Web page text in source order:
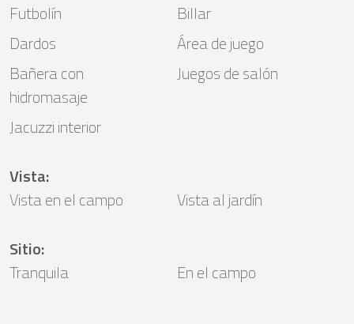
Futbolín
Billar
Dardos
Área de juego
Bañera con
hidromasaje
Juegos de salón
Jacuzzi interior
Vista:
Vista en el campo
Vista al jardín
Sitio:
Tranquila
En el campo